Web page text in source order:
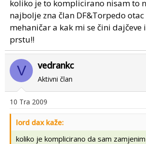
koliko je to komplicirano nisam to
najbolje zna član DF&Torpedo
mehaničar a kak mi se čini
prstu!!
V vedrankc
Aktivni član
10 Tra 2009
lord dax kaže:
koliko je komplicirano da sam